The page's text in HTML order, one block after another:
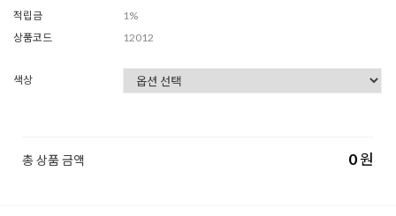
적립금
1%
상품코드
12012
색상
총 상품 금액 0원